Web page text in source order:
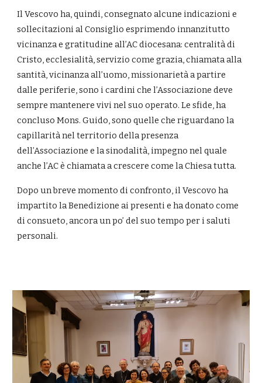
Il Vescovo ha, quindi, consegnato alcune indicazioni e
sollecitazioni al Consiglio esprimendo innanzitutto
vicinanza e gratitudine all’AC diocesana: centralità di
Cristo, ecclesialità, servizio come grazia, chiamata alla
santità, vicinanza all’uomo, missionarietà a partire
dalle periferie, sono i cardini che l’Associazione deve
sempre mantenere vivi nel suo operato. Le sfide, ha
concluso Mons. Guido, sono quelle che riguardano la
capillarità nel territorio della presenza
dell’Associazione e la sinodalità, impegno nel quale
anche l’AC è chiamata a crescere come la Chiesa tutta.
Dopo un breve momento di confronto, il Vescovo ha
impartito la Benedizione ai presenti e ha donato come
di consueto, ancora un po’ del suo tempo per i saluti
personali.